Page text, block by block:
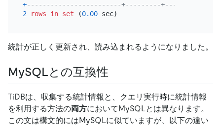
+------------------------+---------+-----------
2
rows in set (0.00
統計が正しく更新され、読み込まれるようになりました。
MySQLとの互換性
TiDBは、収集する統計情報と、クエリ実行時に統計情報
を利用する方法の両方においてMySQLとは異なります。
この文は構文的にはMySQLに似ていますが、以下の違い